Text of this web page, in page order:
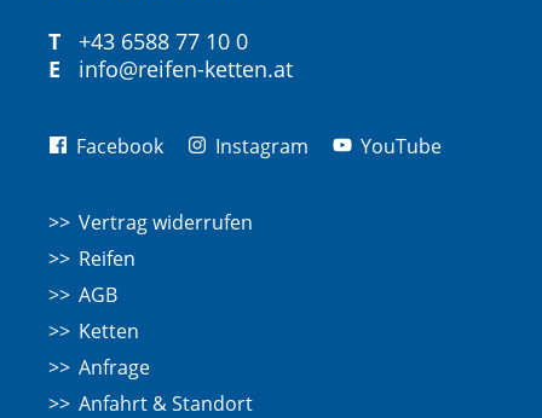
T
+43 6588 77 10 0
E
info@reifen-ketten.at
Facebook Instagram YouTube
Vertrag widerrufen
Reifen
AGB
Ketten
Anfrage
Anfahrt & Standort